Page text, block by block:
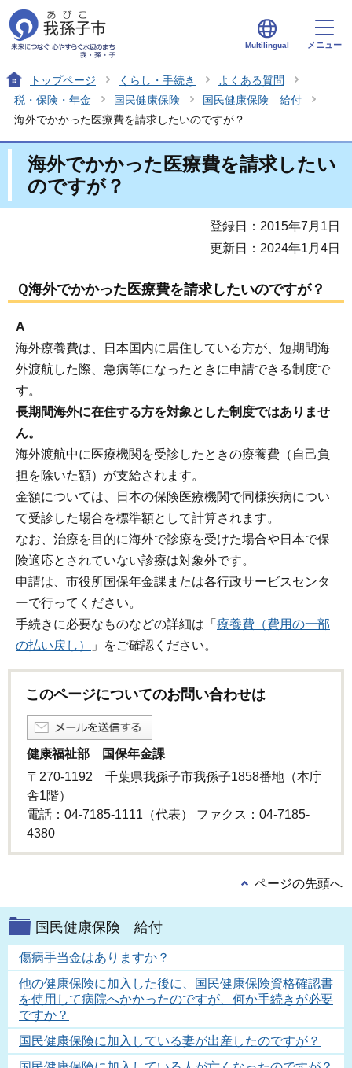
Multilingual メニュー
トップページ くらし・手続き
よくある質問
税・保険・年金
国民健康保険
国民健康保険 給付
海外でかかった医療費を請求したいのですが？
海外でかかった医療費を請求したい
のですが？
登録日：2015年7月1日
更新日：2024年1月4日
Ｑ海外でかかった医療費を請求したいのですが？
A
海外療養費は、日本国内に居住している方が、短期間海
外渡航した際、急病等になったときに申請できる制度で
す。
長期間海外に在住する方を対象とした制度ではありませ
ん。
海外渡航中に医療機関を受診したときの療養費（自己負
担を除いた額）が支給されます。
金額については、日本の保険医療機関で同様疾病につい
て受診した場合を標準額として計算されます。
なお、治療を目的に海外で診療を受けた場合や日本で保
険適応とされていない診療は対象外です。
申請は、市役所国保年金課または各行政サービスセンタ
ーで行ってください。
手続きに必要なものなどの詳細は「 療養費（費用の一部
の払い戻し）
」をご確認ください。
このページについてのお問い合わせは
健康福祉部 国保年金課
〒270-1192 千葉県我孫子市我孫子1858番地（本庁
舎1階）
電話：04-7185-1111（代表） ファクス：04-7185-
4380
ページの先頭へ
国民健康保険 給付
傷病手当金はありますか？
他の健康保険に加入した後に、国民健康保険資格確認書
を使用して病院へかかったのですが、何か手続きが必要
ですか？
国民健康保険に加入している妻が出産したのですが？